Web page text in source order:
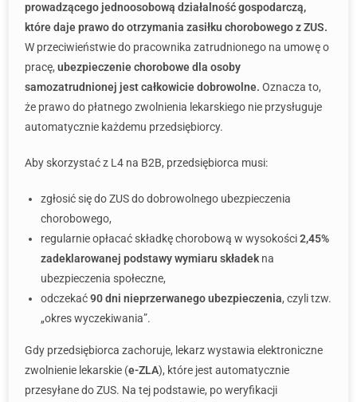
prowadzącego jednoosobową działalność gospodarczą,
które daje prawo do otrzymania zasiłku chorobowego z ZUS.
W przeciwieństwie do pracownika zatrudnionego na umowę o
pracę, ubezpieczenie chorobowe dla osoby
samozatrudnionej jest całkowicie dobrowolne. Oznacza to,
że prawo do płatnego zwolnienia lekarskiego nie przysługuje
automatycznie każdemu przedsiębiorcy.
Aby skorzystać z L4 na B2B, przedsiębiorca musi:
zgłosić się do ZUS do dobrowolnego ubezpieczenia
chorobowego,
regularnie opłacać składkę chorobową w wysokości2,45%
zadeklarowanej podstawy wymiaru składek na
ubezpieczenia społeczne,
odczekać90 dni nieprzerwanego ubezpieczenia, czyli tzw.
„okres wyczekiwania”.
Gdy przedsiębiorca zachoruje, lekarz wystawia elektroniczne
zwolnienie lekarskie (e-ZLA), które jest automatycznie
przesyłane do ZUS. Na tej podstawie, po weryfikacji